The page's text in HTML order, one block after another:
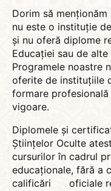
Dorim să
nu este o instituție
și nu oferă diplome
Educației sau de
Programele noastre
oferite de instituțiile
formare
vigoare.
Diplomele și
Științelor Oculte
cursurilor în cadrul
educaționale, fără a
calificări oficiale